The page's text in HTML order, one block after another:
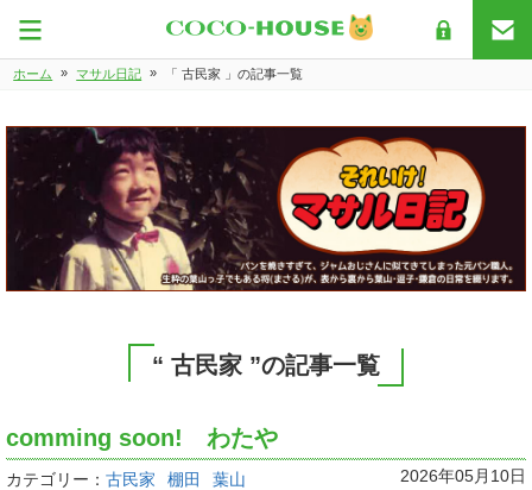
ホーム » マサル日記 » 「 古民家 」の記事一覧
“ 古民家 ”の記事一覧
comming soon! わたや
カテゴリー： 古民家 棚田 葉山 2026年05月10日